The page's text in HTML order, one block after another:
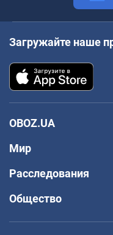
Загружайте наше
OBOZ.UA
Мир
Расследования
Общество